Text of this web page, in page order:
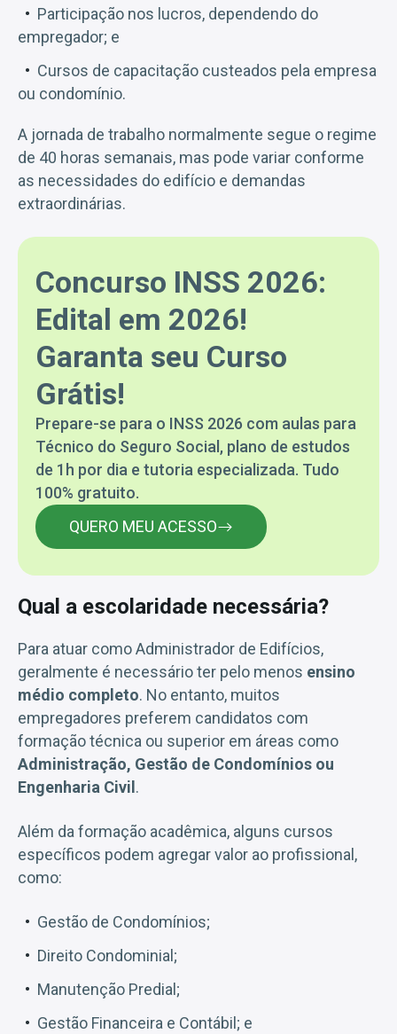
Participação nos lucros, dependendo do
empregador; e
Cursos de capacitação custeados pela empresa
ou condomínio.
A jornada de trabalho normalmente segue o regime
de 40 horas semanais, mas pode variar conforme
as necessidades do edifício e demandas
extraordinárias.
Concurso INSS 2026:
Edital em 2026!
Garanta seu Curso
Grátis!
Prepare-se para o INSS 2026 com aulas para
Técnico do Seguro Social, plano de estudos
de 1h por dia e tutoria especializada. Tudo
100% gratuito.
QUERO MEU ACESSO
Qual a escolaridade necessária?
Para atuar como Administrador de Edifícios,
geralmente é necessário ter pelo menos ensino
médio completo. No entanto, muitos
empregadores preferem candidatos com
formação técnica ou superior em áreas como
Administração, Gestão de Condomínios ou
Engenharia Civil .
Além da formação acadêmica, alguns cursos
específicos podem agregar valor ao profissional,
como:
Gestão de Condomínios;
Direito Condominial;
Manutenção Predial;
Gestão Financeira e Contábil; e